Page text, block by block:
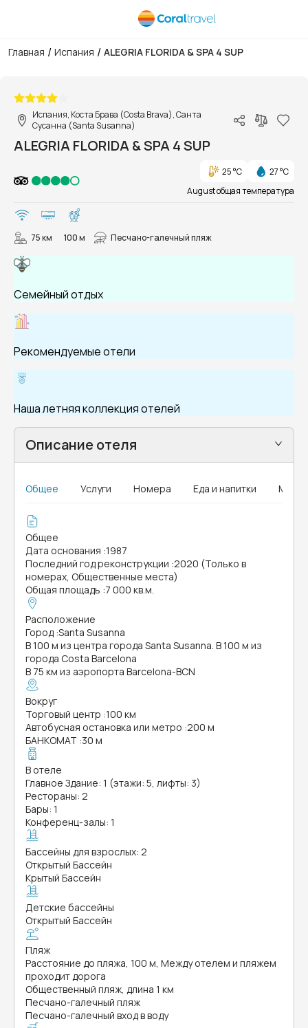
Главная / Испания / ALEGRIA FLORIDA & SPA 4 SUP
Испания, Коста Брава (Costa Brava), Санта
Сусанна (Santa Susanna)
ALEGRIA FLORIDA & SPA 4 SUP
25 °C
27 °C
August общая температура
75 км 100 м Песчано-галечный пляж
Семейный отдых
Рекомендуемые отели
Наша летняя коллекция отелей
Описание отеля
Общее Услуги Номера Еда и напитки MICE
Общее
Дата основания :1987
Последний год реконструкции :2020 (Только в
номерах, Общественные места)
Общая площадь :7 000 кв.м.
Расположение
Город :Santa Susanna
В 100 м из центра города Santa Susanna. В 100 м из
города Costa Barcelona
В 75 км из аэропорта Barcelona-BCN
Вокруг
Торговый центр :100 км
Автобусная остановка или метро :200 м
БАНКОМАТ :30 м
В отеле
Главное Здание: 1 (этажи: 5, лифты: 3)
Рестораны: 2
Бары: 1
Конференц-залы: 1
Бассейны для взрослых: 2
Открытый Бассейн
Крытый Бассейн
Детские бассейны
Открытый Бассейн
Пляж
Расстояние до пляжа, 100 м, Между отелем и пляжем
проходит дорога
Общественный пляж, длина 1 км
Песчано-галечный пляж
Песчано-галечный вход в воду